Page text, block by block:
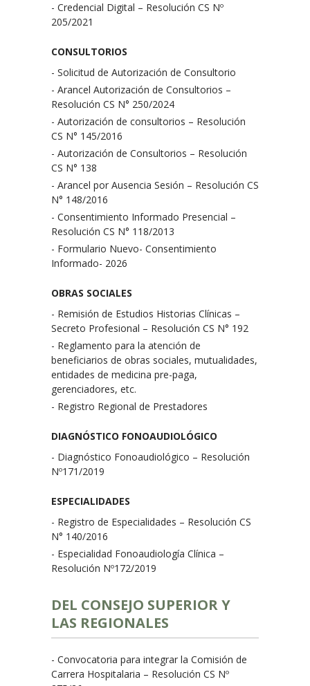
- Credencial Digital – Resolución CS Nº
205/2021
CONSULTORIOS
- Solicitud de Autorización de Consultorio
- Arancel Autorización de Consultorios –
Resolución CS N° 250/2024
- Autorización de consultorios – Resolución
CS N° 145/2016
- Autorización de Consultorios – Resolución
CS N° 138
- Arancel por Ausencia Sesión – Resolución CS
N° 148/2016
- Consentimiento Informado Presencial –
Resolución CS N° 118/2013
- Formulario Nuevo- Consentimiento
Informado- 2026
OBRAS SOCIALES
- Remisión de Estudios Historias Clínicas –
Secreto Profesional – Resolución CS N° 192
- Reglamento para la atención de
beneficiarios de obras sociales, mutualidades,
entidades de medicina pre-paga,
gerenciadores, etc.
- Registro Regional de Prestadores
DIAGNÓSTICO FONOAUDIOLÓGICO
- Diagnóstico Fonoaudiológico – Resolución
Nº171/2019
ESPECIALIDADES
- Registro de Especialidades – Resolución CS
N° 140/2016
- Especialidad Fonoaudiología Clínica –
Resolución Nº172/2019
DEL CONSEJO SUPERIOR Y
LAS REGIONALES
- Convocatoria para integrar la Comisión de
Carrera Hospitalaria – Resolución CS Nº